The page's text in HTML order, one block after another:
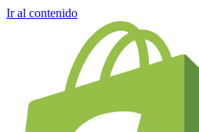
Ir al contenido